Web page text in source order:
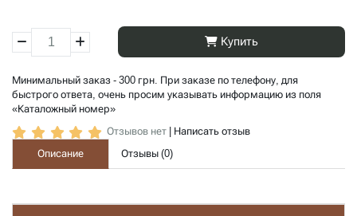
Купить
Минимальный заказ - 300 грн. При заказе по телефону, для
быстрого ответа, очень просим указывать информацию из поля
«Каталожный номер»
Отзывов нет
Написать отзыв
Описание
Отзывы (0)